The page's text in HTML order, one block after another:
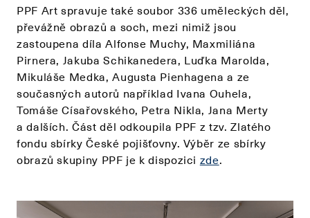
PPF Art spravuje také soubor 336 uměleckých děl,
převážně obrazů a soch, mezi nimiž jsou
zastoupena díla Alfonse Muchy, Maxmiliána
Pirnera, Jakuba Schikanedera, Luďka Marolda,
Mikuláše Medka, Augusta Pienhagena a ze
současných autorů například Ivana Ouhela,
Tomáše Císařovského, Petra Nikla, Jana Merty
a dalších. Část děl odkoupila PPF z tzv. Zlatého
fondu sbírky České pojišťovny. Výběr ze sbírky
obrazů skupiny PPF je k dispozici zde.